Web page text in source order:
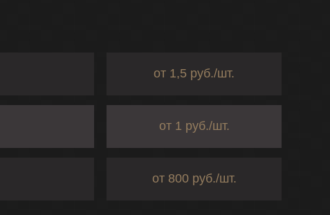
от 1,5 руб./шт.
от 1 руб./шт.
от 800 руб./шт.